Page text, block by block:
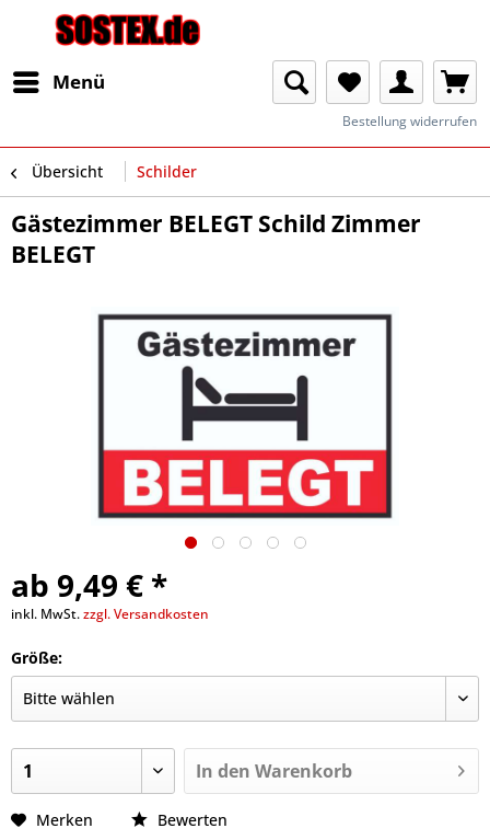
Menü
Bestellung widerrufen
Übersicht Schilder
Gästezimmer BELEGT Schild Zimmer
BELEGT
ab 9,49 € *
inkl. MwSt.zzgl. Versandkosten
Größe:
In den Warenkorb
Merken Bewerten